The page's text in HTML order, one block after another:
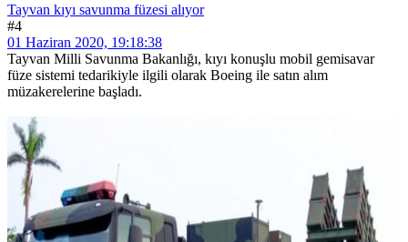
Tayvan kıyı savunma füzesi alıyor
#4
01 Haziran 2020, 19:18:38
Tayvan Milli Savunma Bakanlığı, kıyı konuşlu mobil gemisavar
füze sistemi tedarikiyle ilgili olarak Boeing ile satın alım
müzakerelerine başladı.